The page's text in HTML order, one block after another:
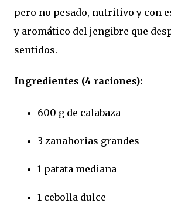
pero no pesado, nutritivo y con
y aromático del jengibre que
sentidos.
Ingredientes (4 raciones):
600 g de calabaza
3 zanahorias grandes
1 patata mediana
1 cebolla dulce